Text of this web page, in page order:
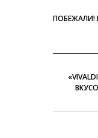
ПОБЕЖАЛИ!